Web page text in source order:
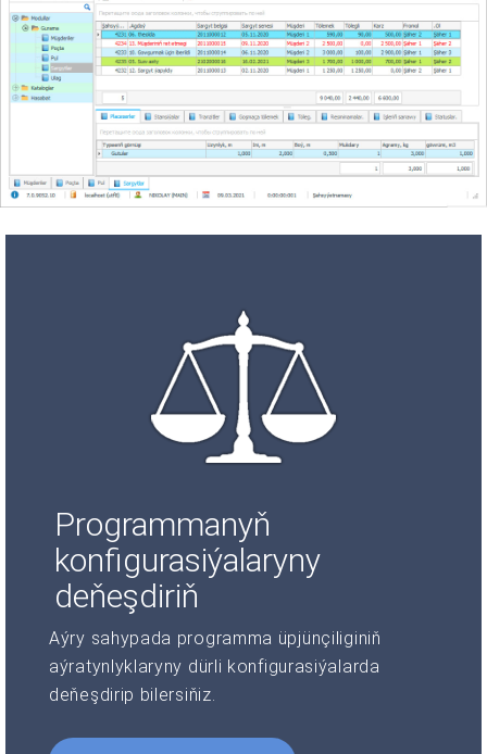
Programmanyň
konfigurasiýalaryny
deňeşdiriň
Aýry sahypada programma üpjünçiliginiň
aýratynlyklaryny dürli konfigurasiýalarda
deňeşdirip bilersiňiz.